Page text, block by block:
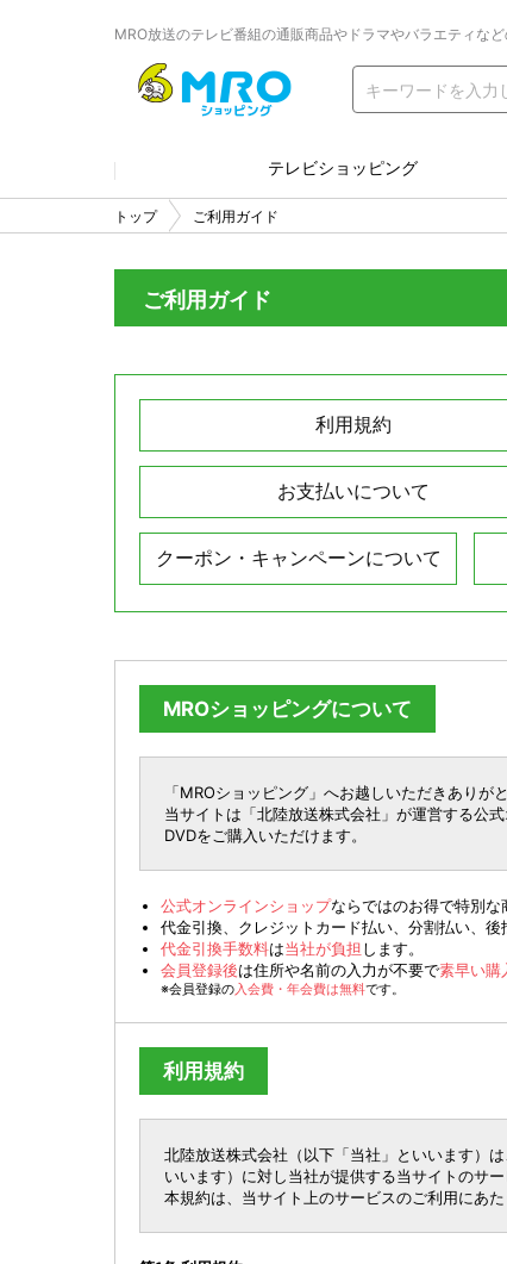
MRO放送のテレビ番組の通販商品やドラマやバラエティな
テレビショッピング
トップ ご利用ガイド
ご利用ガイド
利用規約
お支払いについて
クーポン・キャンペーンについて
MROショッピングについて
「MROショッピング」へお越しいただきありが
当サイトは「北陸放送株式会社」が運営する公
DVDをご購入いただけます。
公式オンラインショップならではのお得で特別な
代金引換、クレジットカード払い、分割払い、
代金引換手数料は当社が負担します。
会員登録後は住所や名前の入力が不要で素早い購
※会員登録の入会費・年会費は無料です。
利用規約
北陸放送株式会社（以下「当社」といいます）
いいます）に対し当社が提供する当サイトのサ
本規約は、当サイト上のサービスのご利用にあ